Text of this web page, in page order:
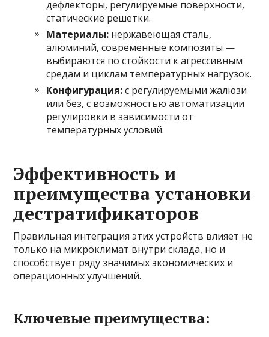
дефлекторы, регулируемые поверхности,
статические решетки.
Материалы: нержавеющая сталь,
алюминий, современные композиты —
выбираются по стойкости к агрессивным
средам и циклам температурных нагрузок.
Конфигурация:с регулируемыми жалюзи
или без, с возможностью автоматизации
регулировки в зависимости от
температурных условий.
Эффективность и
преимущества установки
дестратификаторов
Правильная интеграция этих устройств влияет не
только на микроклимат внутри склада, но и
способствует ряду значимых экономических и
операционных улучшений.
Ключевые преимущества: